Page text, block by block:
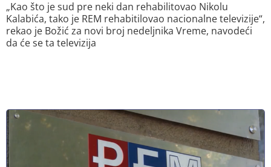
„Kao što je sud pre neki dan rehabilitovao Nikolu
Kalabića, tako je REM rehabitilovao nacionalne televizije“,
rekao je Božić za novi broj nedeljnika Vreme, navodeći
da će se ta televizija